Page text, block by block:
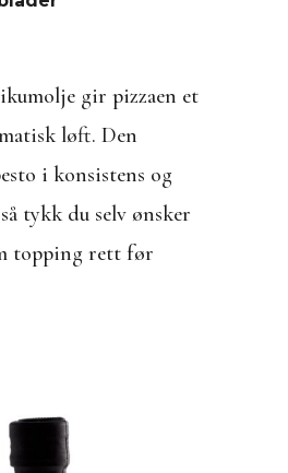
gir pizzaen et
løft. Den
i konsistens og
tykk du selv ønsker
topping rett før